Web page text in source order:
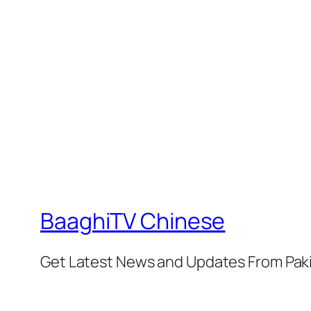
BaaghiTV Chinese
Get Latest News and Updates From